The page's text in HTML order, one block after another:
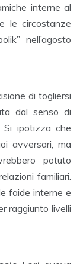
interne al
le circostanze
nell’agosto
di togliersi
dal senso di
Si ipotizza che
avversari, ma
potuto
familiari.
faide interne e
raggiunto livelli